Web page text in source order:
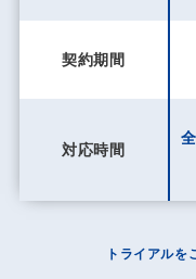
契約期間
対応時間
トライアルを